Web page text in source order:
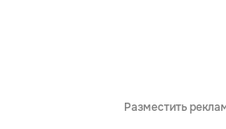
Разместить